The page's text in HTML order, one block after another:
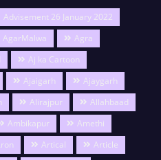
Advisement 26 January 2022
AgarMalwa
Agra
Aj ka Cartoon
Ajaigarh
Ajaygarh
Alirajpur
Allahbaad
Ambikapur
Amethi
Artical
Article